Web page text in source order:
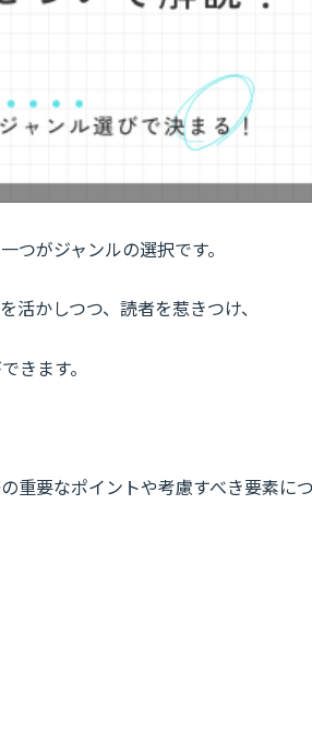
つがジャンルの選択です。
かしつつ、読者を惹きつけ、
きます。
重要なポイントや考慮すべき要素に